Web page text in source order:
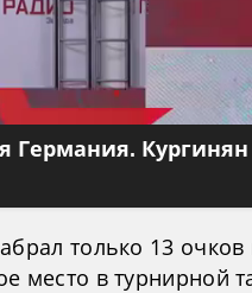
Германия.
только 13 очков
место в турнирной